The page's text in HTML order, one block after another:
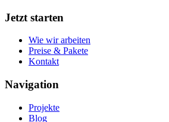
Jetzt starten
Wie wir arbeiten
Preise & Pakete
Kontakt
Navigation
Projekte
Blog